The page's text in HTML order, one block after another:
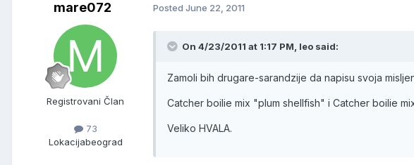
mare072
Registrovani Član
73
Lokacijabeograd
Posted June 22, 2011
On 4/23/2011 at 1:17 PM, leo said:
Zamoli bih drugare-sarandzije da napisu svoja
Catcher boilie mix "plum shellfish" i Catcher boilie
Veliko HVALA.